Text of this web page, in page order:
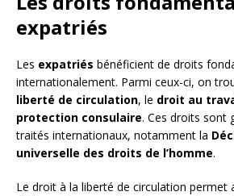
expatriés
Les expatriés bénéficient de droits
internationalement. Parmi ceux-ci, on
liberté de circulation, le droit au
protection consulaire. Ces droits sont
traités internationaux, notamment la
universelle des droits de l’homme.
Le droit à la liberté de circulation permet